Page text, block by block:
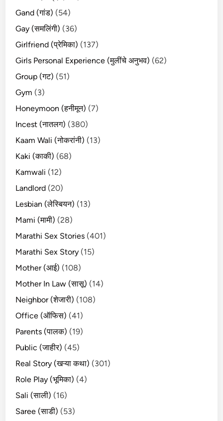
Gand (गांड) (54)
Gay (समलिंगी) (36)
Girlfriend (प्रेमिका) (137)
Girls Personal Experience (मुलींचे अनुभव) (62)
Group (गट) (51)
Gym (3)
Honeymoon (हनीमून) (7)
Incest (नातलग) (380)
Kaam Wali (नोकरांनी) (13)
Kaki (काकी) (68)
Kamwali (12)
Landlord (20)
Lesbian (लेस्बियन) (13)
Mami (मामी) (28)
Marathi Sex Stories (401)
Marathi Sex Story (15)
Mother (आई) (108)
Mother In Law (सासू) (14)
Neighbor (शेजारी) (108)
Office (ऑफिस) (41)
Parents (पालक) (19)
Public (जाहीर) (45)
Real Story (खऱ्या कथा) (301)
Role Play (भूमिका) (4)
Sali (साली) (16)
Saree (साडी) (53)